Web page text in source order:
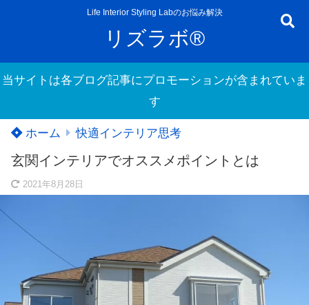
Life Interior Styling Labのお悩み解決
リズラボ®
当サイトは各ブログ記事にプロモーションが含まれていま
す
ホーム 快適インテリア思考
玄関インテリアでオススメポイントとは
2021年8月28日